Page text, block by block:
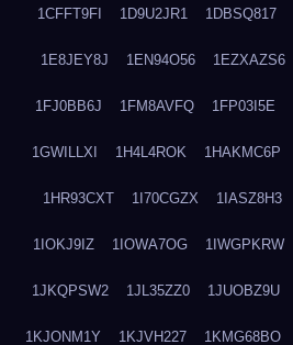
1CFFT9FI 1D9U2JR1 1DBSQ817
1E8JEY8J 1EN94O56 1EZXAZS6
1FJ0BB6J 1FM8AVFQ 1FP03I5E
1GWILLXI 1H4L4ROK 1HAKMC6P
1HR93CXT 1I70CGZX 1IASZ8H3
1IOKJ9IZ 1IOWA7OG 1IWGPKRW
1JKQPSW2 1JL35ZZ0 1JUOBZ9U
1KJONM1Y 1KJVH227 1KMG68BO